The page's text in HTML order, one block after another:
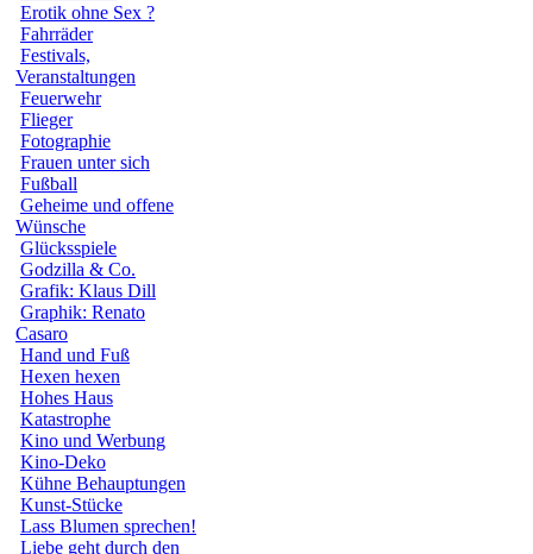
Erotik ohne Sex ?
Fahrräder
Festivals,
Veranstaltungen
Feuerwehr
Flieger
Fotographie
Frauen unter sich
Fußball
Geheime und offene
Wünsche
Glücksspiele
Godzilla & Co.
Grafik: Klaus Dill
Graphik: Renato
Casaro
Hand und Fuß
Hexen hexen
Hohes Haus
Katastrophe
Kino und Werbung
Kino-Deko
Kühne Behauptungen
Kunst-Stücke
Lass Blumen sprechen!
Liebe geht durch den